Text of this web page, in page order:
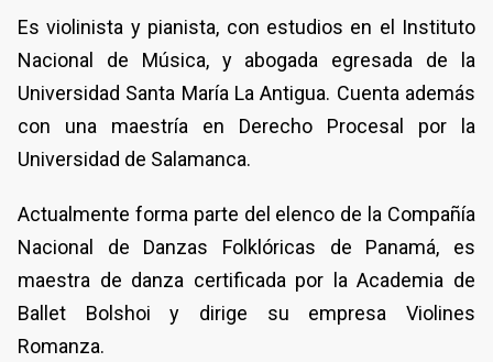
Es violinista y pianista, con estudios en el Instituto
Nacional de Música, y abogada egresada de la
Universidad Santa María La Antigua. Cuenta además
con una maestría en Derecho Procesal por la
Universidad de Salamanca.
Actualmente forma parte del elenco de la Compañía
Nacional de Danzas Folklóricas de Panamá, es
maestra de danza certificada por la Academia de
Ballet Bolshoi y dirige su empresa Violines
Romanza.